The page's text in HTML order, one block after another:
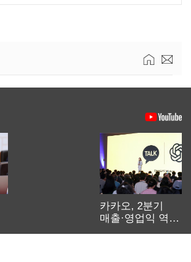
카카오, 2분기
매출·영업익 역대